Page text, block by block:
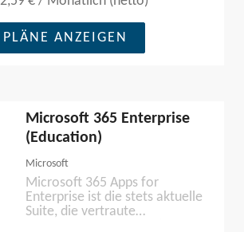
PLÄNE ANZEIGEN
Microsoft 365 Enterprise
(Education)
Microsoft
Microsoft 365 Apps for
Enterprise ist die stets aktuelle
Suite, die vertraute